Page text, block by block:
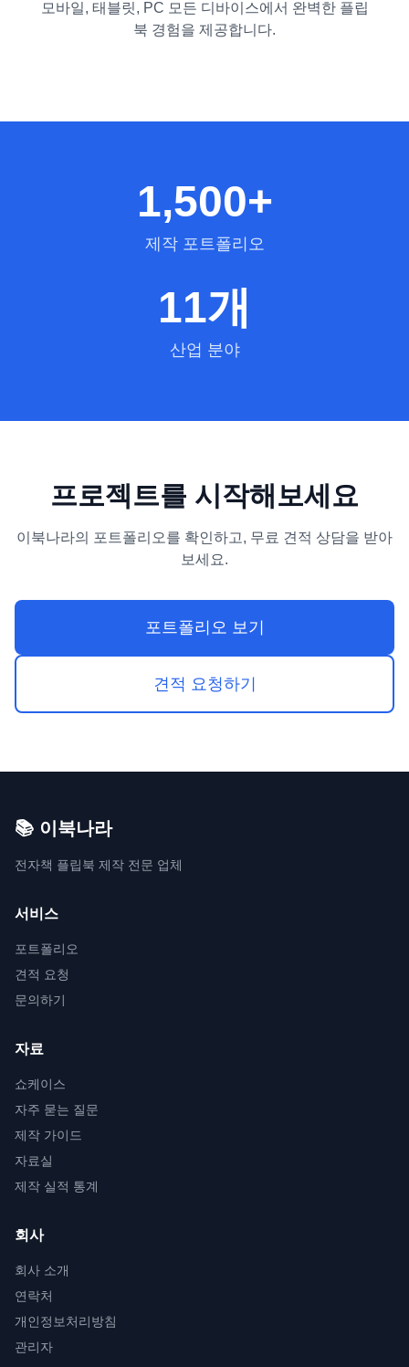
모바일, 태블릿, PC 모든 디바이스에서 완벽한 플립
북 경험을 제공합니다.
1,500+
제작 포트폴리오
11개
산업 분야
프로젝트를 시작해보세요
이북나라의 포트폴리오를 확인하고, 무료 견적 상담을 받아
보세요.
포트폴리오 보기
견적 요청하기
📚 이북나라
전자책 플립북 제작 전문 업체
서비스
포트폴리오
견적 요청
문의하기
자료
쇼케이스
자주 묻는 질문
제작 가이드
자료실
제작 실적 통계
회사
회사 소개
연락처
개인정보처리방침
관리자